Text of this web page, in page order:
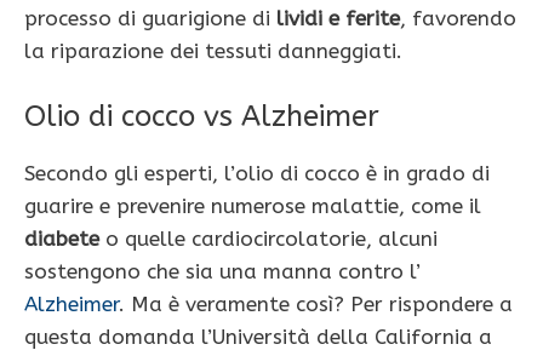
processo di guarigione di lividi e ferite, favorendo
la riparazione dei tessuti danneggiati.
Olio di cocco vs Alzheimer
Secondo gli esperti, l’olio di cocco è in grado di
guarire e prevenire numerose malattie, come il
diabeteo quelle cardiocircolatorie, alcuni
sostengono che sia una manna contro l’
Alzheimer. Ma è veramente così? Per rispondere a
questa domanda l’Università della California a